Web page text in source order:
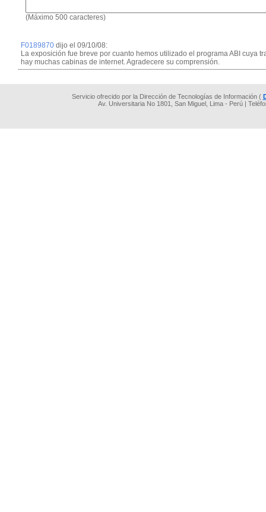
(Máximo 500 caracteres)
F0189870 dijo el 09/10/08:
La exposición fue breve por cuanto hemos utilizado el programa ABI
hay muchas cabinas de internet. Agradecere su comprensión.
Servicio ofrecido por la Dirección de Tecnologías de Información (
Av. Universitaria No 1801, San Miguel, Lima - Perú |